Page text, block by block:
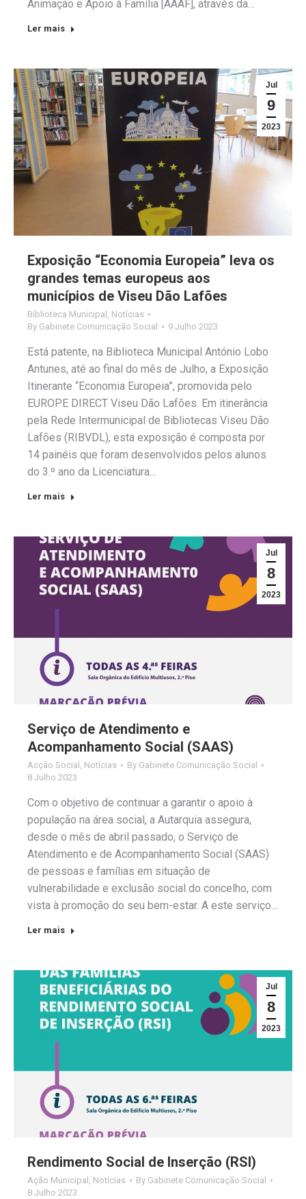
Animação e Apoio à Família [AAAF], através da…
Ler mais
Jul
9
2023
Exposição “Economia Europeia” leva os
grandes temas europeus aos
municípios de Viseu Dão Lafões
Biblioteca Municipal , Notícias
By Gabinete Comunicação Social 9 Julho 2023
Está patente, na Biblioteca Municipal António Lobo
Antunes, até ao final do mês de Julho, a Exposição
Itinerante “Economia Europeia”, promovida pelo
EUROPE DIRECT Viseu Dão Lafões. Em itinerância
pela Rede Intermunicipal de Bibliotecas Viseu Dão
Lafões (RIBVDL), esta exposição é composta por
14 painéis que foram desenvolvidos pelos alunos
do 3.º ano da Licenciatura…
Ler mais
Jul
8
2023
Serviço de Atendimento e
Acompanhamento Social (SAAS)
Acção Social Notícias By Gabinete Comunicação Social
8 Julho 2023
Com o objetivo de continuar a garantir o apoio à
população na área social, a Autarquia assegura,
desde o mês de abril passado, o Serviço de
Atendimento e de Acompanhamento Social (SAAS)
de pessoas e famílias em situação de
vulnerabilidade e exclusão social do concelho, com
vista à promoção do seu bem-estar. A este serviço…
Ler mais
Jul
8
2023
Rendimento Social de Inserção (RSI)
Ação Municipal , Notícias By Gabinete Comunicação Social
8 Julho 2023